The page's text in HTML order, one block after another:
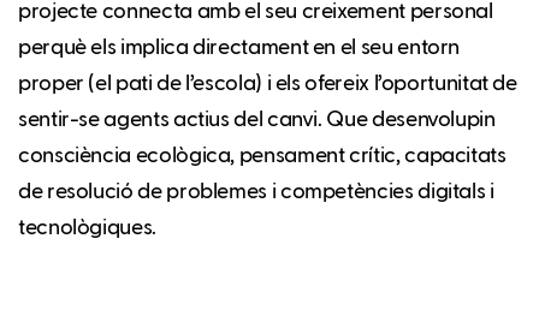
projecte connecta amb el seu creixement personal
perquè els implica directament en el seu entorn
proper (el pati de l’escola) i els ofereix l’oportunitat de
sentir-se agents actius del canvi. Que desenvolupin
consciència ecològica, pensament crític, capacitats
de resolució de problemes i competències digitals i
tecnològiques.